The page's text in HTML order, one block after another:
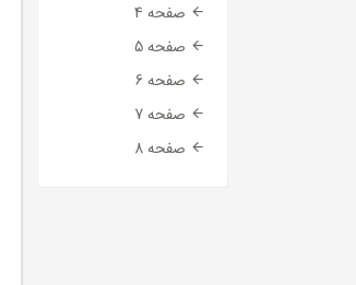
صفحه 4
صفحه 5
صفحه 6
صفحه 7
صفحه 8